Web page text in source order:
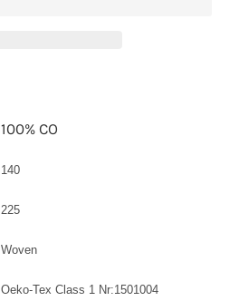
100% CO
140
225
Woven
Oeko-Tex Class 1 Nr:1501004